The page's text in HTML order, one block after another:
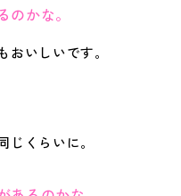
かな。
いしいです。
くらいに。